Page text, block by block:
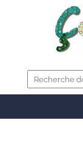
pour :